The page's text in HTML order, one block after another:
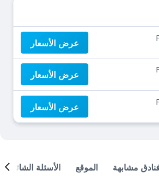
عرض الأسعار
عرض الأسعار
عرض الأسعار
مشابهة الموقع الأسئلة الشائعة